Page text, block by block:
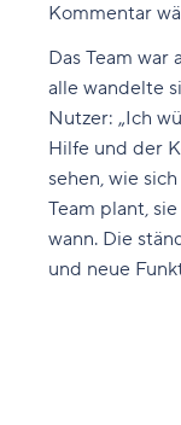
Kommentar
Das Team war
alle wandelte
Nutzer: „Ich
Hilfe und der
sehen, wie
Team plant,
wann. Die
und neue